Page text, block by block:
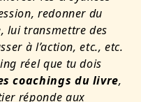
redonner du
lui transmettre des
à l’action, etc., etc.
réel que tu dois
coachings du livre,
réponde aux